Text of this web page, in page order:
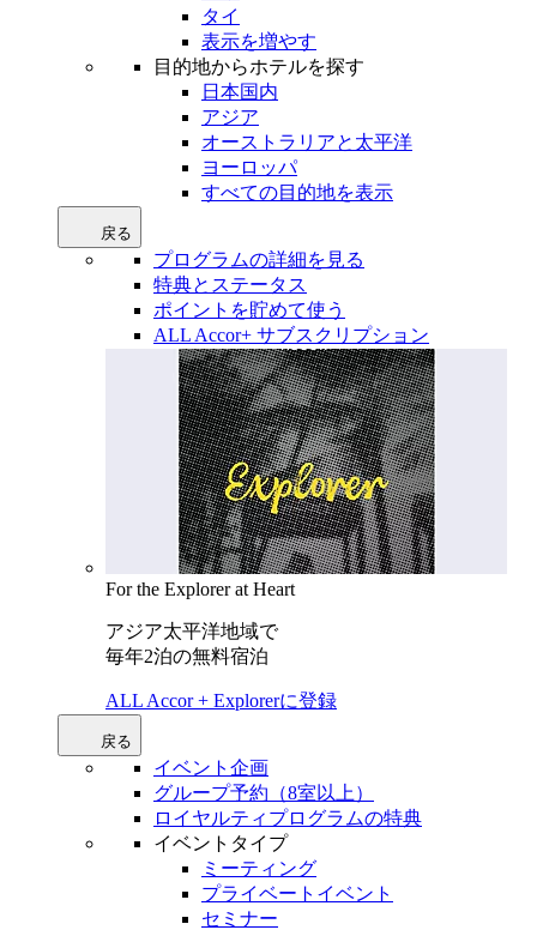
タイ
表示を増やす
目的地からホテルを探す
日本国内
アジア
オーストラリアと太平洋
ヨーロッパ
すべての目的地を表示
戻る
プログラムの詳細を見る
特典とステータス
ポイントを貯めて使う
ALL Accor+ サブスクリプション
For the Explorer at Heart
アジア太平洋地域で
毎年2泊の無料宿泊
ALL Accor + Explorerに登録
戻る
イベント企画
グループ予約（8室以上）
ロイヤルティプログラムの特典
イベントタイプ
ミーティング
プライベートイベント
セミナー